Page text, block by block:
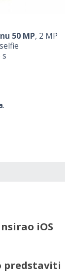
50 MP, 2 MP
.
iOS
predstaviti